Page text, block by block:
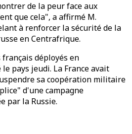
de la peur face aux
que cela", a affirmé M.
à renforcer la sécurité de la
en Centrafrique.
déployés en
pays jeudi. La France avait
sa coopération militaire
d'une campagne
par la Russie.